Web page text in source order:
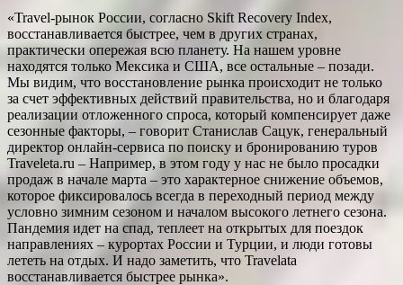
«Travel-рынок России, согласно Skift Recovery Index,
восстанавливается быстрее, чем в других странах,
практически опережая всю планету. На нашем уровне
находятся только Мексика и США, все остальные – позади.
Мы видим, что восстановление рынка происходит не только
за счет эффективных действий правительства, но и благодаря
реализации отложенного спроса, который компенсирует даже
сезонные факторы, – говорит Станислав Сацук, генеральный
директор онлайн-сервиса по поиску и бронированию туров
Traveleta.ru – Например, в этом году у нас не было просадки
продаж в начале марта – это характерное снижение объемов,
которое фиксировалось всегда в переходный период между
условно зимним сезоном и началом высокого летнего сезона.
Пандемия идет на спад, теплеет на открытых для поездок
направлениях – курортах России и Турции, и люди готовы
лететь на отдых. И надо заметить, что Travelata
восстанавливается быстрее рынка».